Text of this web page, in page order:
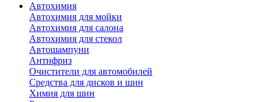
Автохимия
Автохимия для мойки
Автохимия для салона
Автохимия для стекол
Автошампуни
Антифриз
Очистители для автомобилей
Средства для дисков и шин
Химия для шин